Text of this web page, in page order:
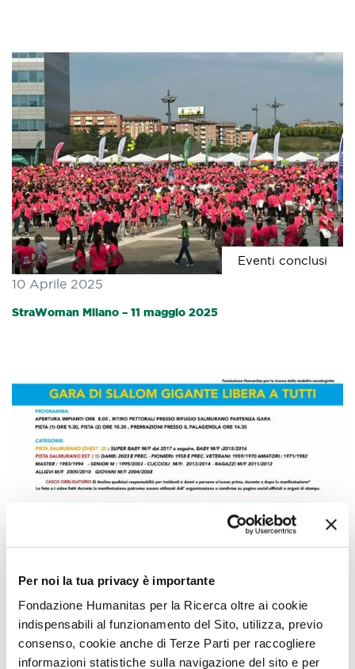
Per noi la tua privacy è importante
Fondazione Humanitas per la Ricerca oltre ai cookie
indispensabili al funzionamento del Sito, utilizza, previo
consenso, cookie anche di Terze Parti per raccogliere
informazioni statistiche sulla navigazione del sito e per
Eventi conclusi
10 Aprile 2025
StraWoman Milano – 11 maggio 2025
9 Aprile 2025
4° TROFEO VALLI DEL BITTO SKI TEAM